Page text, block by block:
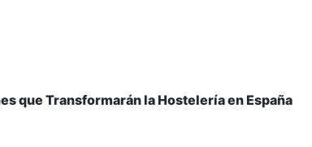
que Transformarán la Hostelería en España